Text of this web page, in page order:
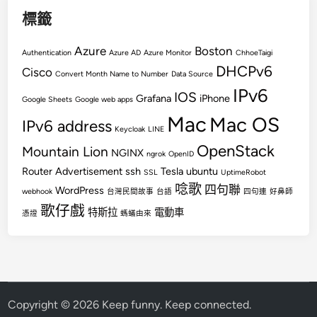
標籤
Authentication Azure Azure AD Azure Monitor Boston ChhoeTaigi
Cisco Convert Month Name to Number Data Source DHCPv6
Google Sheets Google web apps Grafana IOS iPhone IPv6
IPv6 address Keycloak LINE Mac Mac OS
Mountain Lion NGINX ngrok OpenID OpenStack
Router Advertisement ssh SSL Tesla ubuntu UptimeRobot
webhook WordPress 台灣民間故事 台語 唸歌 四句聯 四句連 好鼻師
憑證 歌仔戲 特斯拉 螞蟻由來 電動車
Copyright © 2026 Keep funny. Keep connected.